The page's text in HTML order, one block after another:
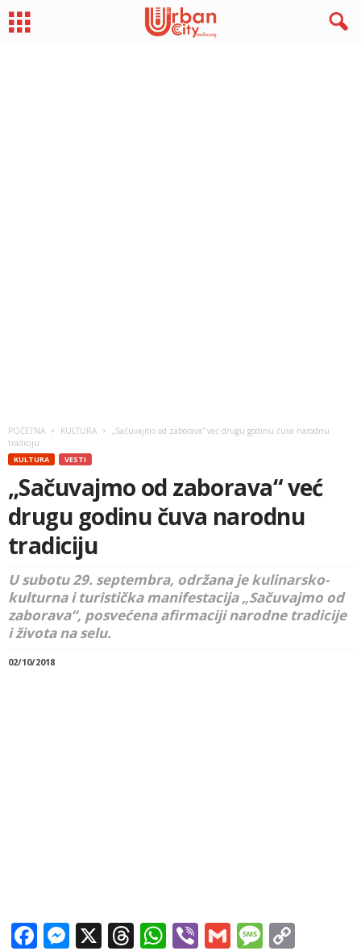
POČETNA KULTURA
„Sačuvajmo od zaborava“ već drugu godinu čuva narodnu
tradiciju
KULTURA VESTI
„Sačuvajmo od zaborava“ već
drugu godinu čuva narodnu
tradiciju
U subotu 29. septembra, održana je kulinarsko-
kulturna i turistička manifestacija „Sačuvajmo od
zaborava“, posvećena afirmaciji narodne tradicije
i života na selu.
02/10/2018
Facebook
Messenger
X Threads
WhatsApp
ViberGmail